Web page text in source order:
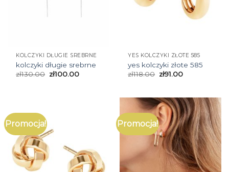
KOLCZYKI DŁUGIE SREBRNE
kolczyki długie srebrne
zł130.00 zł100.00
YES KOLCZYKI ZŁOTE 585
yes kolczyki złote 585
zł118.00 zł91.00
Promocja! Promocja!